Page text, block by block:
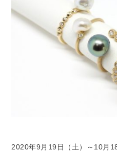
2020年9月19日（土）～10月